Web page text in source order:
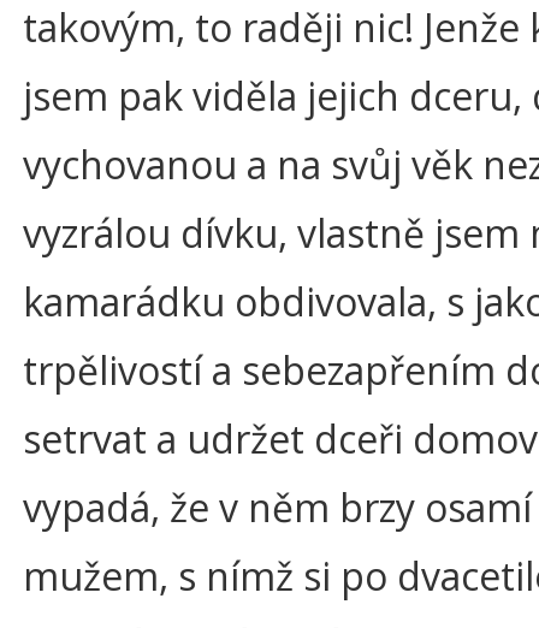
takovým, to raději nic! Jenže
jsem pak viděla jejich dceru,
vychovanou a na svůj věk
vyzrálou dívku, vlastně jsem
kamarádku obdivovala, s
trpělivostí a sebezapřením
setrvat a udržet dceři
vypadá, že v něm brzy osamí
mužem, s nímž si po